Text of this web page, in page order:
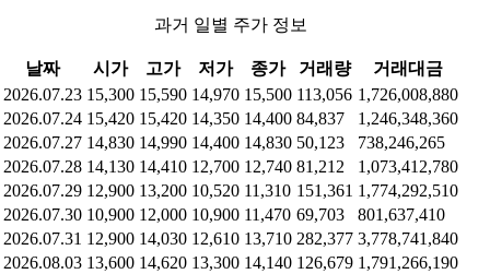
과거 일별 주가 정보
날짜 시가 고가 저가 종가 거래량
거래대금
2026.07.23 15,300 15,590 14,970 15,500 113,056 1,726,008,880
2026.07.24 15,420 15,420 14,350 14,400 84,837
1,246,348,360
2026.07.27 14,830 14,990 14,400 14,830 50,123
738,246,265
2026.07.28 14,130 14,410 12,700 12,740 81,212
1,073,412,780
2026.07.29 12,900 13,200 10,520 11,310 151,361 1,774,292,510
2026.07.30 10,900 12,000 10,900 11,470 69,703
801,637,410
2026.07.31 12,900 14,030 12,610 13,710 282,377 3,778,741,840
2026.08.03 13,600 14,620 13,300 14,140 126,679 1,791,266,190